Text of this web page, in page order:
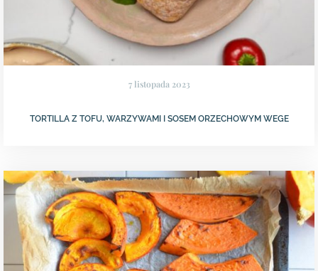
7 listopada 2023
TORTILLA Z TOFU, WARZYWAMI I SOSEM ORZECHOWYM WEGE